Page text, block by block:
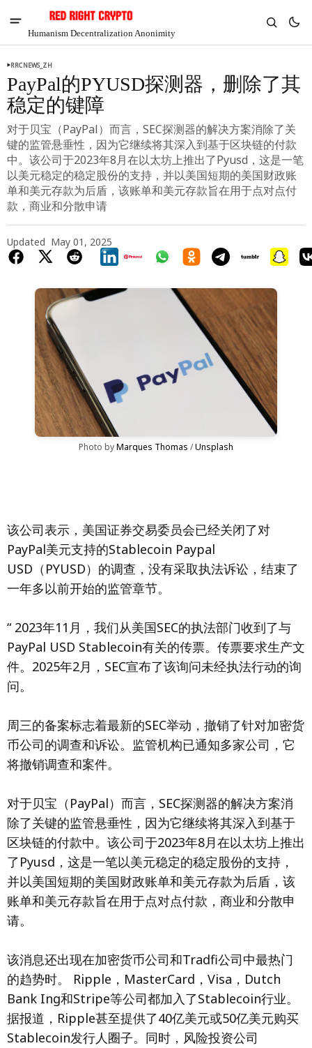
Humanism Decentralization Anonimity
Chia
$1.35
-4.69%
RRCNEWS_ZH
PayPal的PYUSD探测器，删除了其
稳定的键障
对于贝宝（PayPal）而言，SEC探测器的解决方案消除了关
键的监管悬垂性，因为它继续将其深入到基于区块链的付款
中。该公司于2023年8月在以太坊上推出了Pyusd，这是一笔
以美元稳定的稳定股份的支持，并以美国短期的美国财政账
单和美元存款为后盾，该账单和美元存款旨在用于点对点付
款，商业和分散申请
Updated May 01, 2025
Photo by Marques Thomas / Unsplash
该公司表示，美国证券交易委员会已经关闭了对
PayPal美元支持的Stablecoin Paypal
USD（PYUSD）的调查，没有采取执法诉讼，结束了
一年多以前开始的监管章节。
“ 2023年11月，我们从美国SEC的执法部门收到了与
PayPal USD Stablecoin有关的传票。传票要求生产文
件。2025年2月，SEC宣布了该询问未经执法行动的询
问。
周三的备案标志着最新的SEC举动，撤销了针对加密货
币公司的调查和诉讼。监管机构已通知多家公司，它
将撤销调查和案件。
对于贝宝（PayPal）而言，SEC探测器的解决方案消
除了关键的监管悬垂性，因为它继续将其深入到基于
区块链的付款中。该公司于2023年8月在以太坊上推出
了Pyusd，这是一笔以美元稳定的稳定股份的支持，
并以美国短期的美国财政账单和美元存款为后盾，该
账单和美元存款旨在用于点对点付款，商业和分散申
请。
该消息还出现在加密货币公司和Tradfi公司中最热门
的趋势时。 Ripple，MasterCard，Visa，Dutch
Bank Ing和Stripe等公司都加入了Stablecoin行业。
据报道，Ripple甚至提供了40亿美元或50亿美元购买
Stablecoin发行人圈子。同时，风险投资公司